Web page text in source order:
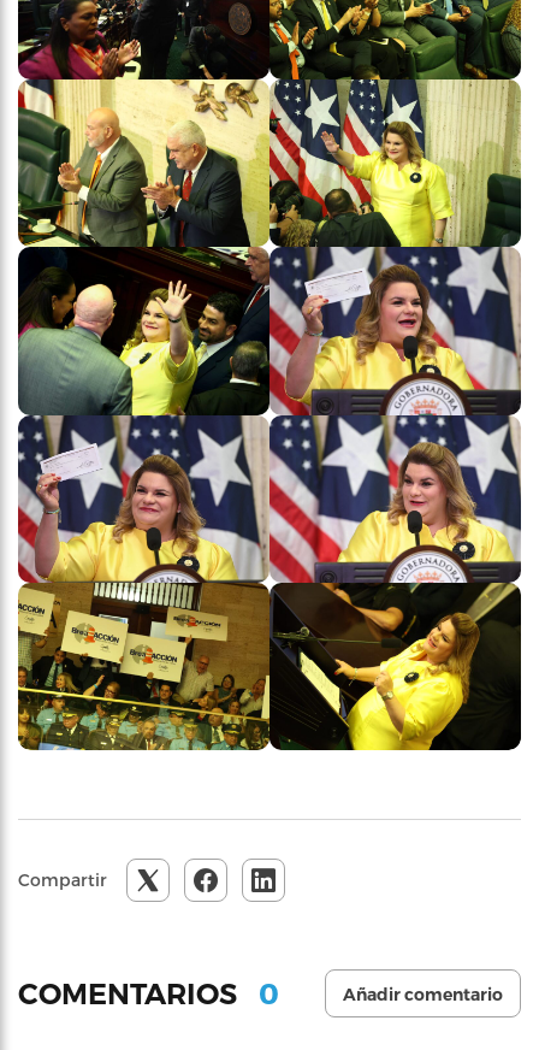
Compartir
COMENTARIOS 0 Añadir comentario